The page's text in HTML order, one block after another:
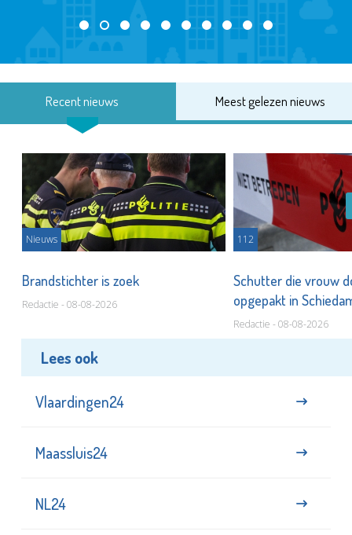
Recent nieuws Meest gelezen nieuws
Nieuws
Brandstichter is zoek
Redactie - 08-08-2026
112
Schutter die vrouw
opgepakt in
Redactie - 08-08-2026
Lees ook
Vlaardingen24
Maassluis24
NL24